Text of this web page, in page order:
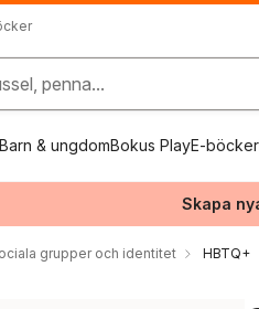
penna...
Barn & ungdomBokus PlayE-böcker
Skapa
grupper och identitet HBTQ+